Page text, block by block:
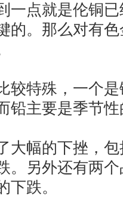
点就是伦铜已
的。那么对有
特殊，一个是
铅主要是季节
幅的下挫，包
。另外还有两
下跌。